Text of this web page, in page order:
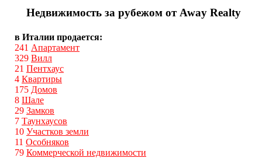
Недвижимость за рубежом от Away Realty
в Италии продается:
241 Апартамент
329 Вилл
21 Пентхаус
4 Квартиры
175 Домов
8 Шале
29 Замков
7 Таунхаусов
10 Участков земли
11 Особняков
79 Коммерческой недвижимости